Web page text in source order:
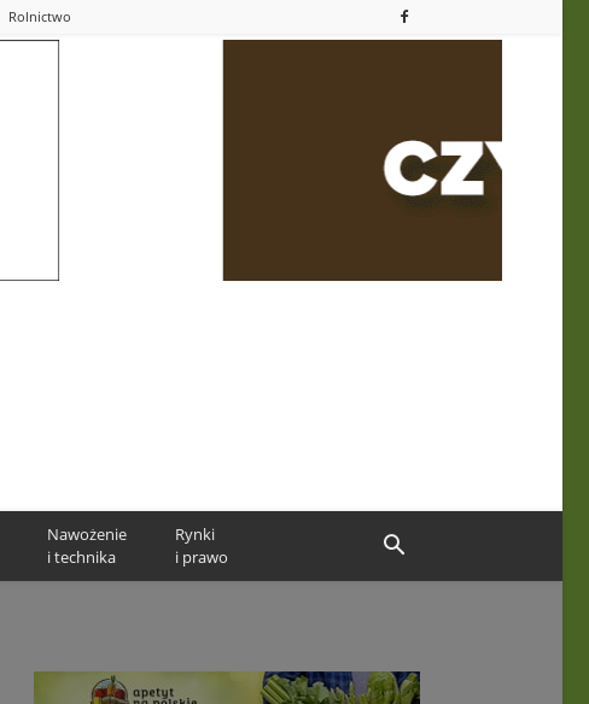
Rolnictwo
Nawożenie
i technika
Rynki
i prawo